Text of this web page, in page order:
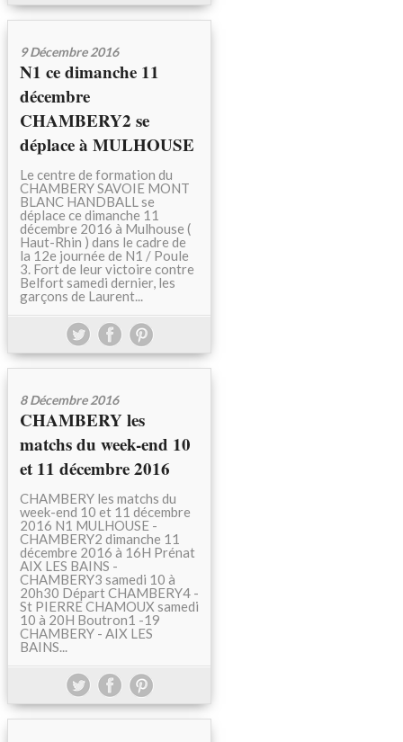
9 Décembre 2016
N1 ce dimanche 11
décembre
CHAMBERY2 se
déplace à MULHOUSE
Le centre de formation du
CHAMBERY SAVOIE MONT
BLANC HANDBALL se
déplace ce dimanche 11
décembre 2016 à Mulhouse (
Haut-Rhin ) dans le cadre de
la 12e journée de N1 / Poule
3. Fort de leur victoire contre
Belfort samedi dernier, les
garçons de Laurent...
8 Décembre 2016
CHAMBERY les
matchs du week-end 10
et 11 décembre 2016
CHAMBERY les matchs du
week-end 10 et 11 décembre
2016 N1 MULHOUSE -
CHAMBERY2 dimanche 11
décembre 2016 à 16H Prénat
AIX LES BAINS -
CHAMBERY3 samedi 10 à
20h30 Départ CHAMBERY4 -
St PIERRE CHAMOUX samedi
10 à 20H Boutron1 -19
CHAMBERY - AIX LES
BAINS...